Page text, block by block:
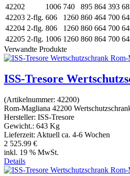
42202
1006 740 895 864 393
42203 2-flg. 606 1260 860 464 700
42204 2-flg. 806 1260 860 664 700
42205 2-flg. 1006 1260 860 864 700
Verwandte Produkte
ISS-Tresore
(Artikelnummer: 42200)
Rom-Magliana 42200
Hersteller: ISS-Tresore
Gewicht.: 643 Kg
Lieferzeit: Aktuell ca. 4-6 Wochen
2 525.99 €
inkl. 19 % MwSt.
Details